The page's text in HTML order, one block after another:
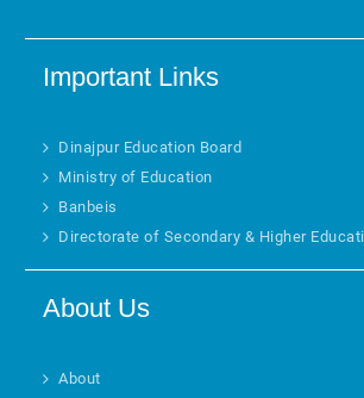
Important Links
Dinajpur Education Board
Ministry of Education
Banbeis
Directorate of Secondary & Higher
About Us
About